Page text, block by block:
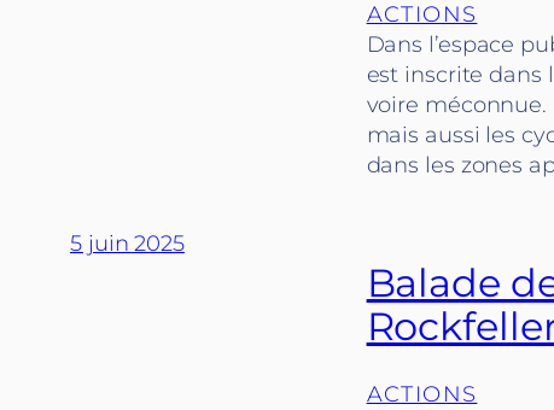
ACTIONS
Dans l’espace
est inscrite dans
voire
mais aussi les
dans les zones
5 juin 2025
Balade
ACTIONS